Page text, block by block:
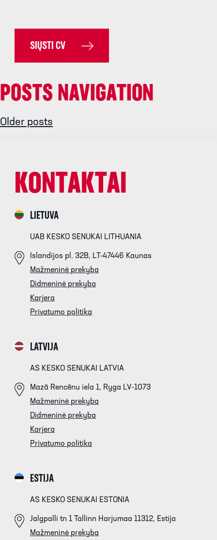
SIŲSTI CV
POSTS NAVIGATION
Older posts
KONTAKTAI
LIETUVA
UAB KESKO SENUKAI LITHUANIA
Islandijos pl. 32B, LT-47446 Kaunas
Mažmeninė prekyba
Didmeninė prekyba
Karjera
Privatumo politika
LATVIJA
AS KESKO SENUKAI LATVIA
Mazā Rencēnu iela 1, Ryga LV-1073
Mažmeninė prekyba
Didmeninė prekyba
Karjera
Privatumo politika
ESTIJA
AS KESKO SENUKAI ESTONIA
Jalgpalli tn 1 Tallinn Harjumaa 11312, Estija
Mažmeninė prekyba